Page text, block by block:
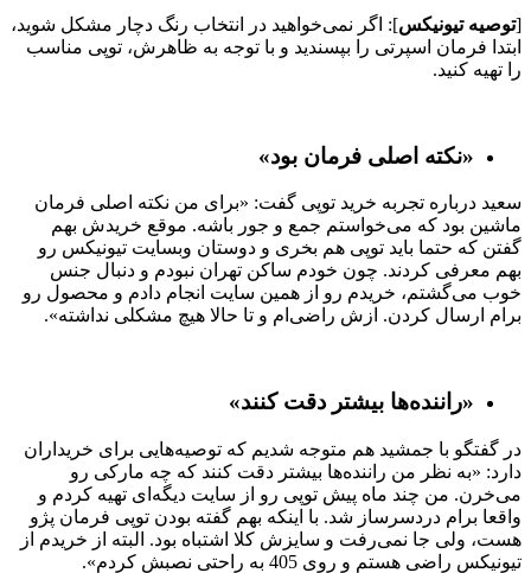
[توصیه تیونیکس]: اگر نمی‌خواهید در انتخاب رنگ دچار مشکل شوید،
ابتدا فرمان اسپرتی را بپسندید و با توجه به ظاهرش، توپی مناسب
را تهیه کنید.
«نکته اصلی فرمان بود»
سعید درباره تجربه خرید توپی گفت: «برای من نکته اصلی فرمان
ماشین بود که می‌خواستم جمع و جور باشه. موقع خریدش بهم
گفتن که حتما باید توپی هم بخری و دوستان وبسایت تیونیکس رو
بهم معرفی کردند. چون خودم ساکن تهران نبودم و دنبال جنس
خوب می‌گشتم، خریدم رو از همین سایت انجام دادم و محصول رو
برام ارسال کردن. ازش راضی‌ام و تا حالا هیچ مشکلی نداشته».
«راننده‌ها بیشتر دقت کنند»
در گفتگو با جمشید هم متوجه شدیم که توصیه‌هایی برای خریداران
دارد: «به نظر من راننده‌ها بیشتر دقت کنند که چه مارکی رو
می‌خرن. من چند ماه پیش توپی رو از سایت دیگه‌ای تهیه کردم و
واقعا برام دردسرساز شد. با اینکه بهم گفته بودن توپی فرمان پژو
هست، ولی جا نمی‌رفت و سایزش کلا اشتباه بود. البته از خریدم از
تیونیکس راضی هستم و روی 405 به راحتی نصبش کردم».